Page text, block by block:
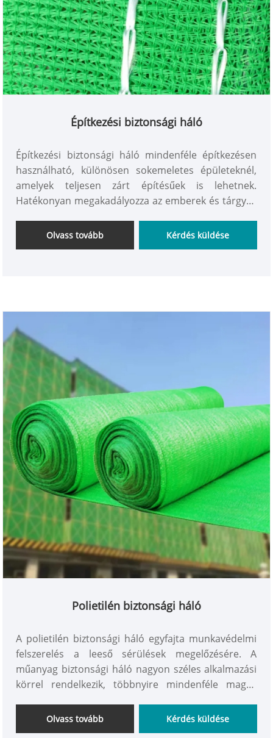
Építkezési biztonsági háló
Építkezési biztonsági háló mindenféle építkezésen
használható, különösen sokemeletes épületeknél,
amelyek teljesen zárt építésűek is lehetnek.
Hatékonyan megakadályozza az emberek és tárgyak
okozta tüzeket, csökkenti a zaj- és porszennyezést,
megvalósítja a civilizált építkezést, védi a környezetet
Olvass tovább Kérdés küldése
Polietilén biztonsági háló
A polietilén biztonsági háló egyfajta munkavédelmi
felszerelés a leeső sérülések megelőzésére. A
műanyag biztonsági háló nagyon széles alkalmazási
körrel rendelkezik, többnyire mindenféle magas
veszély, gyakran előfordul a polc, tető, ablak, függő,
mély gödör, mély vályú és így tovább. A biztonsági
Olvass tovább Kérdés küldése